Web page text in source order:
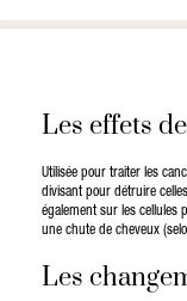
Les effets
Utilisée pour traiter les
divisant pour détruire
également sur les cellules
une chute de cheveux
Les